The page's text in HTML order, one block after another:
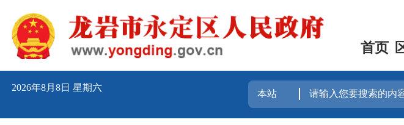
首页
2026年8月8日 星期六